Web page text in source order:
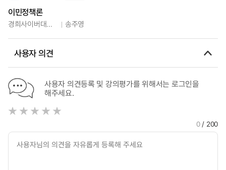
이민정책론
경희사이버대학교 송주영
사용자 의견
사용자 의견등록 및 강의평가를 위해서는 로그인을
해주세요.
0/ 200